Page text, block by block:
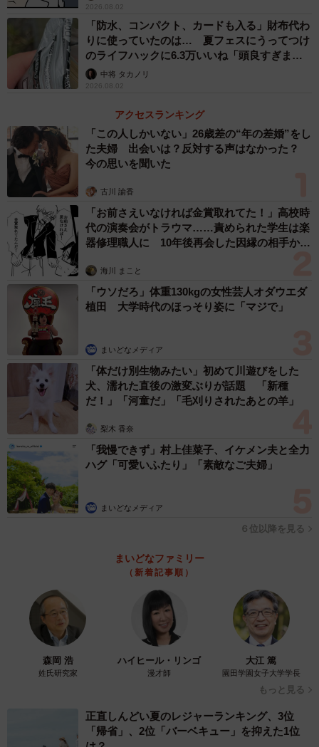
――このフチを利用されるようになった経緯は？
ワタベ：このフチを使ったのは、この漫画を描いた時が初
めてでした。電車が満員で立っているのがやっとで、つり
おり、いろんなところをつかんでみて試行錯誤した結果、
見つけたのがこのフチでした。
――持ち心地や安定感は？
ワタベ：フチは浅くても、思ったより安定感がありまし
た。それにフチに指を引っかけている感じが、なんかクラ
イマーっぽくてかっこいいかなとか思いました。
――ご投稿に対し、大きな反響がありました。
ワタベ：みなさん思ったより、このフチを使っているみた
いでした。共感の声が多くて、うれしかったです。
あと、クライマー界隈の方からの引用リプも多くて、おも
しろかったです。SASUKEのフチにつかまるステージを思
い出した方も多かったみたいで、僕も懐かしくなりまし
◇ ◇
SNSユーザーたちから
「満員電車のとき、よくつかまります」
「このときだけは、クリフハンガーで簡単には落ちない謎
の自信が生まれる」
「これを我々は『社畜のクリフハンガー』と呼ぶ」
など、数々の驚きの声が寄せられた今回の投稿。ご興味の
ある方は、ぜひお試しいただきたい。
『くろひげダイアリー』 をSNSで日々更新中。Amazonマ
2026.08.02
「防水、コンパクト、カードも入る」財布代わ
りに使っていたのは… 夏フェスにうってつけ
のライフハックに6.3万いいね「頭良すぎま
す」中将 タカノリ
2026.08.02
アクセスランキング
「この人しかいない」26歳差の“年の差婚”をし
た夫婦 出会いは？反対する声はなかった？
今の思いを聞いた
古川 諭香
「お前さえいなければ金賞取れてた！」高校時
代の演奏会がトラウマ……責められた学生は楽
器修理職人に 10年後再会した因縁の相手から
海川 まこと
「ウソだろ」体重130kgの女性芸人オダウエダ
植田 大学時代のほっそり姿に「マジで」
まいどなメディア
「体だけ別生物みたい」初めて川遊びをした
犬、濡れた直後の激変ぶりが話題 「新種
だ！」「河童だ」「毛刈りされたあとの羊」
梨木 香奈
「我慢できず」村上佳菜子、イケメン夫と全力
ハグ「可愛いふたり」「素敵なご夫婦」
まいどなメディア
６位以降を見る
まいどなファミリー
（新着記事順）
森岡 浩
姓氏研究家
ハイヒール・リンゴ
漫才師
大江 篤
園田学園女子大学学長
もっと見る
正直しんどい夏のレジャーランキング、3位
「帰省」、2位「バーベキュー」を抑えた1位